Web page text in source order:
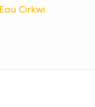
Cirkwi